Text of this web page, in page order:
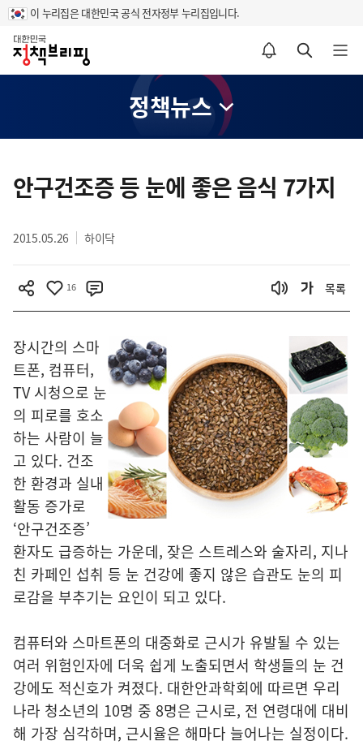
이 누리집은 대한민국 공식 전자정부 누리집입니다.
홈
알림설정 바로가기 검색 바로가기 메뉴 열기
정책뉴스
텐
츠
역
안구건조증 등 눈에 좋은 음식 7가지
2015.05.26 하이닥
16 목록
장시간의 스마
트폰, 컴퓨터,
TV 시청으로 눈
의 피로를 호소
하는 사람이 늘
고 있다. 건조
한 환경과 실내
활동 증가로
‘안구건조증’
환자도 급증하는 가운데, 잦은 스트레스와 술자리, 지나
친 카페인 섭취 등 눈 건강에 좋지 않은 습관도 눈의 피
로감을 부추기는 요인이 되고 있다.
컴퓨터와 스마트폰의 대중화로 근시가 유발될 수 있는
여러 위험인자에 더욱 쉽게 노출되면서 학생들의 눈 건
강에도 적신호가 켜졌다. 대한안과학회에 따르면 우리
나라 청소년의 10명 중 8명은 근시로, 전 연령대에 대비
해 가장 심각하며, 근시율은 해마다 늘어나는 실정이다.